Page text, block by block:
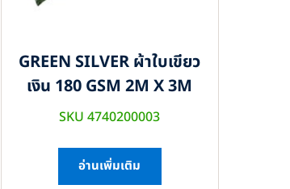
GREEN SILVER ผ้าใบเขียว
เงิน 180 GSM 2M X 3M
SKU 4740200003
อ่านเพิ่มเติม